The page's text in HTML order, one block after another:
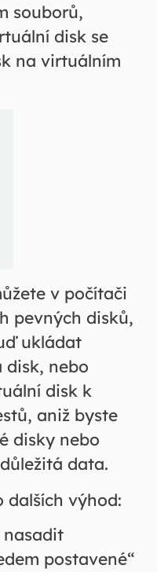
souborů,
disk se
na virtuálním
v počítači
pevných disků,
ukládat
disk, nebo
disk k
aniž byste
disky nebo
data.
dalších výhod:
nasadit
postavené“